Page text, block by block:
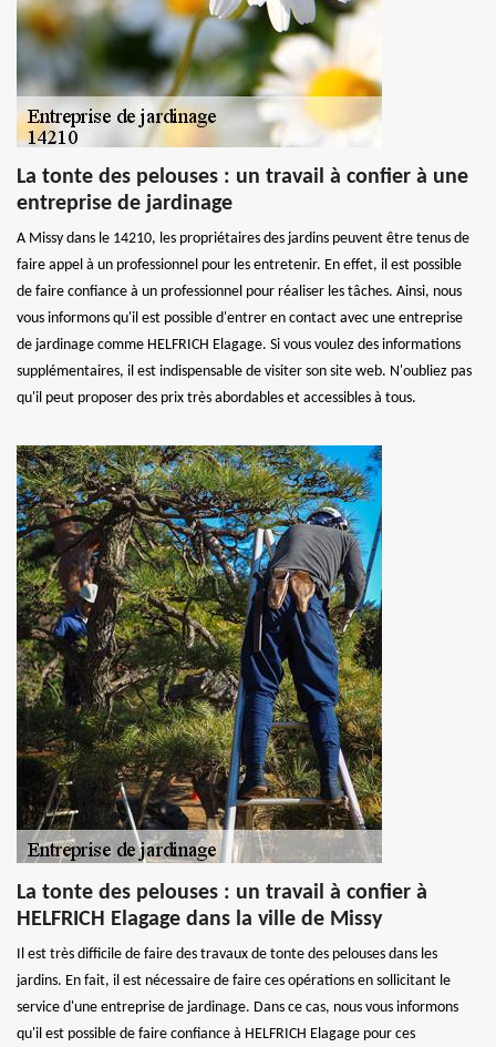
La tonte des pelouses : un travail à confier à une
entreprise de jardinage
A Missy dans le 14210, les propriétaires des jardins peuvent être tenus de
faire appel à un professionnel pour les entretenir. En effet, il est possible
de faire confiance à un professionnel pour réaliser les tâches. Ainsi, nous
vous informons qu'il est possible d'entrer en contact avec une entreprise
de jardinage comme HELFRICH Elagage. Si vous voulez des informations
supplémentaires, il est indispensable de visiter son site web. N'oubliez pas
qu'il peut proposer des prix très abordables et accessibles à tous.
La tonte des pelouses : un travail à confier à
HELFRICH Elagage dans la ville de Missy
Il est très difficile de faire des travaux de tonte des pelouses dans les
jardins. En fait, il est nécessaire de faire ces opérations en sollicitant le
service d'une entreprise de jardinage. Dans ce cas, nous vous informons
qu'il est possible de faire confiance à HELFRICH Elagage pour ces